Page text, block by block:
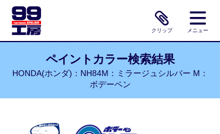
クリップ メニュー
ペイントカラー検索結果
HONDA(ホンダ)：NH84M：ミラージュシルバー M：
ボデーペン